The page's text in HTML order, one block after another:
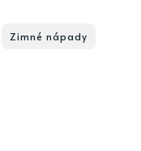
Zimné nápady